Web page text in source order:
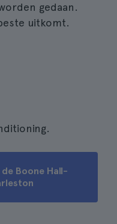
gedaan.
uitkomt.
Boone Hall-